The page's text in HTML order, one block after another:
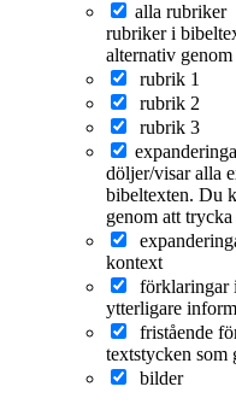
alla rubriker
rubriker i
alternativ
rubrik 1
rubrik 2
rubrik 3
döljer/visar alla
bibeltexten. Du
genom att
kontext
förklaringar
ytterligare
fristående
textstycken som
bilder